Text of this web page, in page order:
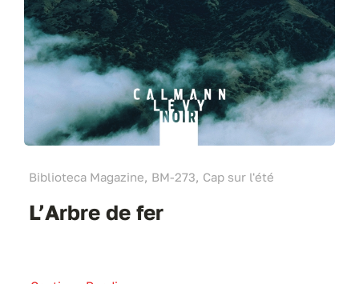
Biblioteca Magazine, BM-273, Cap sur l'été
L’Arbre de fer